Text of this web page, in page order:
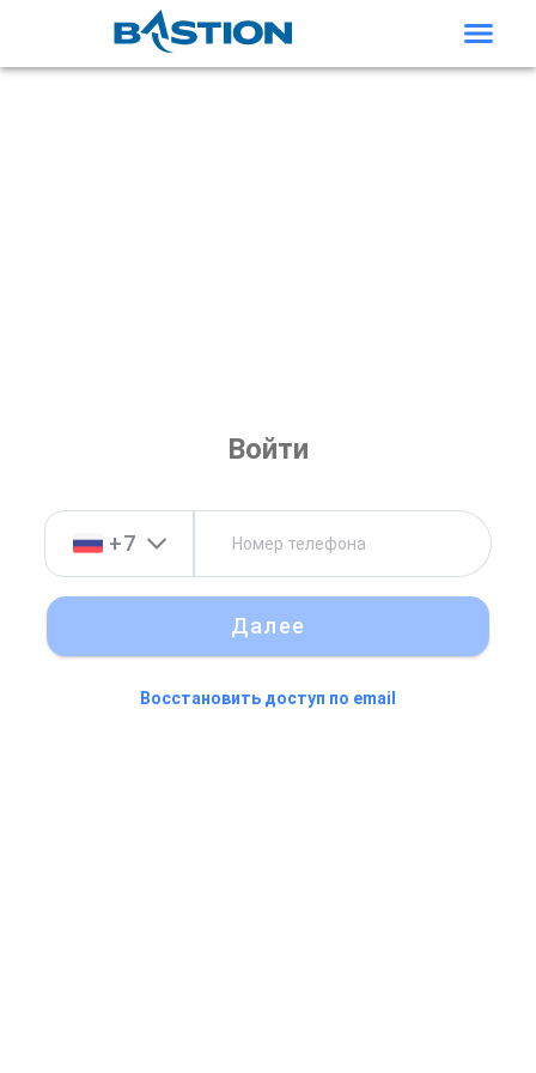
Войти
+7
Далее
Восстановить доступ по email